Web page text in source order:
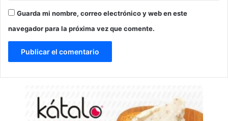
Guarda mi nombre, correo electrónico y web en este
navegador para la próxima vez que comente.